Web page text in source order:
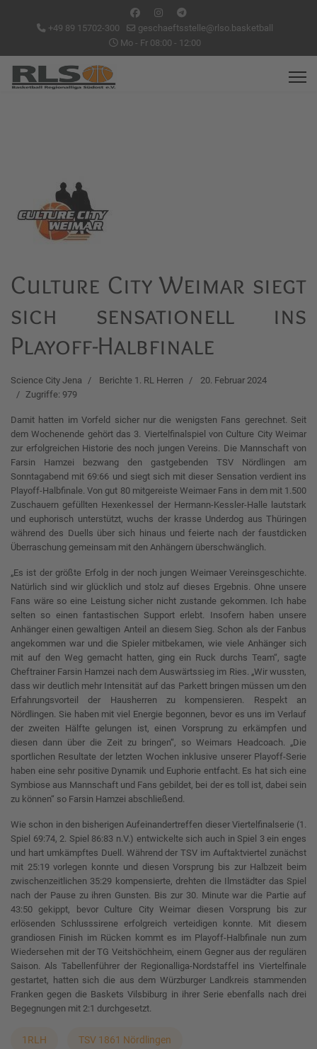
+49 89 15702-300
geschaeftsstelle@rlso.basketball
Mo - Fr 08:00 - 12:00
Culture City Weimar siegt
sich sensationell ins
Playoff-Halbfinale
Science City Jena Berichte 1. RL Herren
20. Februar 2024
Zugriffe: 979
Damit hatten im Vorfeld sicher nur die wenigsten Fans gerechnet. Seit
dem Wochenende gehört das 3. Viertelfinalspiel von Culture City Weimar
zur erfolgreichen Historie des noch jungen Vereins. Die Mannschaft von
Farsin Hamzei bezwang den gastgebenden TSV Nördlingen am
Sonntagabend mit 69:66 und siegt sich mit dieser Sensation verdient ins
Playoff-Halbfinale. Von gut 80 mitgereiste Weimaer Fans in dem mit 1.500
Zuschauern gefüllten Hexenkessel der Hermann-Kessler-Halle lautstark
und euphorisch unterstützt, wuchs der krasse Underdog aus Thüringen
während des Duells über sich hinaus und feierte nach der faustdicken
Überraschung gemeinsam mit den Anhängern überschwänglich.
„Es ist der größte Erfolg in der noch jungen Weimaer Vereinsgeschichte.
Natürlich sind wir glücklich und stolz auf dieses Ergebnis. Ohne unsere
Fans wäre so eine Leistung sicher nicht zustande gekommen. Ich habe
selten so einen fantastischen Support erlebt. Insofern haben unsere
Anhänger einen gewaltigen Anteil an diesem Sieg. Schon als der Fanbus
angekommen war und die Spieler mitbekamen, wie viele Anhänger sich
mit auf den Weg gemacht hatten, ging ein Ruck durchs Team“, sagte
Cheftrainer Farsin Hamzei nach dem Auswärtssieg im Ries. „Wir wussten,
dass wir deutlich mehr Intensität auf das Parkett bringen müssen um den
Erfahrungsvorteil der Hausherren zu kompensieren. Respekt an
Nördlingen. Sie haben mit viel Energie begonnen, bevor es uns im Verlauf
der zweiten Hälfte gelungen ist, einen Vorsprung zu erkämpfen und
diesen dann über die Zeit zu bringen“, so Weimars Headcoach. „Die
sportlichen Resultate der letzten Wochen inklusive unserer Playoff-Serie
haben eine sehr positive Dynamik und Euphorie entfacht. Es hat sich eine
Symbiose aus Mannschaft und Fans gebildet, bei der es toll ist, dabei sein
zu können“ so Farsin Hamzei abschließend.
Wie schon in den bisherigen Aufeinandertreffen dieser Viertelfinalserie (1.
Spiel 69:74, 2. Spiel 86:83 n.V.) entwickelte sich auch in Spiel 3 ein enges
und hart umkämpftes Duell. Während der TSV im Auftaktviertel zunächst
mit 25:19 vorlegen konnte und diesen Vorsprung bis zur Halbzeit beim
zwischenzeitlichen 35:29 kompensierte, drehten die Ilmstädter das Spiel
nach der Pause zu ihren Gunsten. Bis zur 30. Minute war die Partie auf
43:50 gekippt, bevor Culture City Weimar diesen Vorsprung bis zur
erlösenden Schlusssirene erfolgreich verteidigen konnte. Mit diesem
grandiosen Finish im Rücken kommt es im Playoff-Halbfinale nun zum
Wiedersehen mit der TG Veitshöchheim, einem Gegner aus der regulären
Saison. Als Tabellenführer der Regionalliga-Nordstaffel ins Viertelfinale
gestartet, hatten sich die aus dem Würzburger Landkreis stammenden
Franken gegen die Baskets Vilsbiburg in ihrer Serie ebenfalls nach drei
Begegnungen mit 2:1 durchgesetzt.
1RLH TSV 1861 Nördlingen